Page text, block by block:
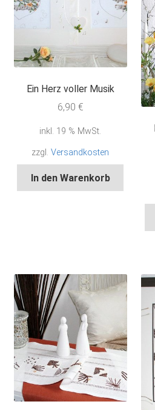
Ein Herz voller Musik
6,90 €
inkl. 19 % MwSt.
zzgl.Versandkosten
In den Warenkorb